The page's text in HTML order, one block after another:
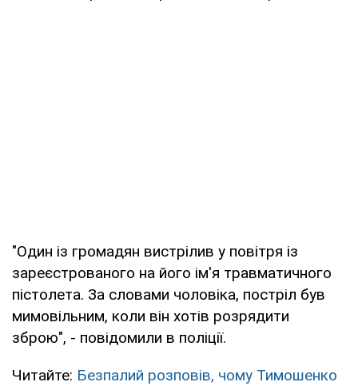
"Один із громадян вистрілив у повітря із
зареєстрованого на його ім'я травматичного
пістолета. За словами чоловіка, постріл був
мимовільним, коли він хотів розрядити
зброю", - повідомили в поліції.
Читайте: Безпалий розповів, чому Тимошенко